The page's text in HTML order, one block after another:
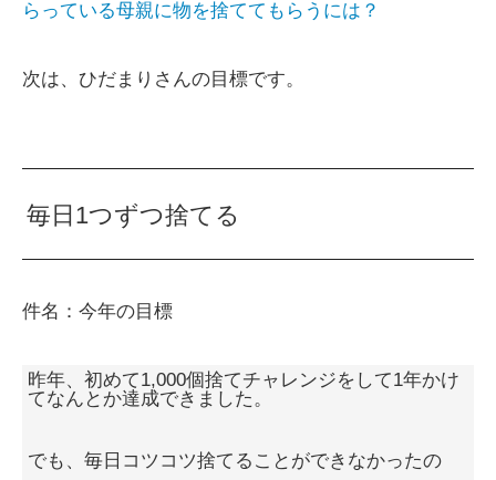
らっている母親に物を捨ててもらうには？
次は、ひだまりさんの目標です。
毎日1つずつ捨てる
件名：今年の目標
昨年、初めて1,000個捨てチャレンジをして1年かけ
てなんとか達成できました。
でも、毎日コツコツ捨てることができなかったの